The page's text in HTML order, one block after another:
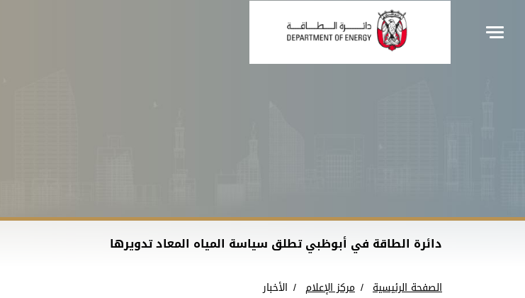
دائرة الطاقة في أبوظبي تطلق سياسة المياه المعاد تدويرها
الصفحة الرئيسية مركز الإعلام الأخبار